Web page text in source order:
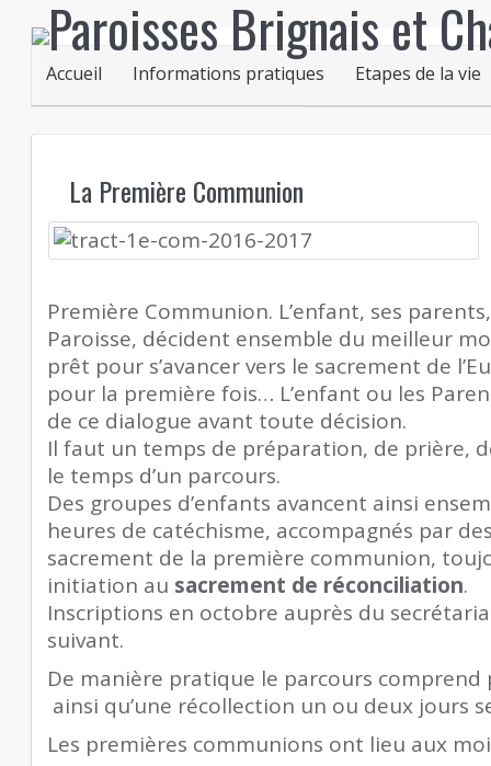
Accueil Informations pratiques Etapes de la vie
La Première Communion
Première Communion. L’enfant, ses
Paroisse, décident ensemble du meilleur
prêt pour s’avancer vers le sacrement de
pour la première fois… L’enfant ou les
de ce dialogue avant toute décision.
Il faut un temps de préparation, de prière,
le temps d’un parcours.
Des groupes d’enfants avancent ainsi
heures de catéchisme, accompagnés par
sacrement de la première communion,
initiation au sacrement de réconciliation.
Inscriptions en octobre auprès du
suivant.
De manière pratique le parcours
ainsi qu’une récollection un ou deux jours
Les premières communions ont lieu aux